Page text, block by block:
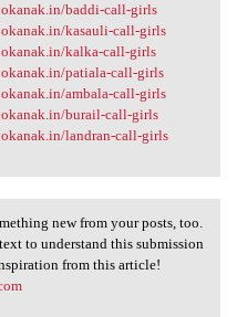
baddi-call-girls
kasauli-call-girls
kalka-call-girls
patiala-call-girls
ambala-call-girls
burail-call-girls
landran-call-girls
new
new from your posts, too.
to understand this submission
from this article!